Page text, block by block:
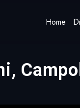
Home